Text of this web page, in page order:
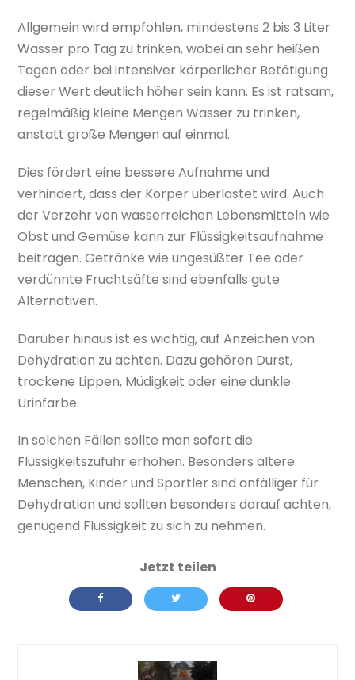
Allgemein wird empfohlen, mindestens 2 bis 3 Liter
Wasser pro Tag zu trinken, wobei an sehr heißen
Tagen oder bei intensiver körperlicher Betätigung
dieser Wert deutlich höher sein kann. Es ist ratsam,
regelmäßig kleine Mengen Wasser zu trinken,
anstatt große Mengen auf einmal.
Dies fördert eine bessere Aufnahme und
verhindert, dass der Körper überlastet wird. Auch
der Verzehr von wasserreichen Lebensmitteln wie
Obst und Gemüse kann zur Flüssigkeitsaufnahme
beitragen. Getränke wie ungesüßter Tee oder
verdünnte Fruchtsäfte sind ebenfalls gute
Alternativen.
Darüber hinaus ist es wichtig, auf Anzeichen von
Dehydration zu achten. Dazu gehören Durst,
trockene Lippen, Müdigkeit oder eine dunkle
Urinfarbe.
In solchen Fällen sollte man sofort die
Flüssigkeitszufuhr erhöhen. Besonders ältere
Menschen, Kinder und Sportler sind anfälliger für
Dehydration und sollten besonders darauf achten,
genügend Flüssigkeit zu sich zu nehmen.